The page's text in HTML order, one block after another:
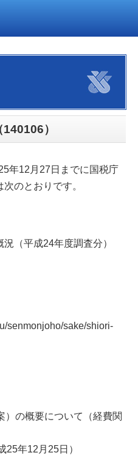
）
年12月27日までに国税庁
のとおりです。
（平成24年度調査分）
senmonjoho/sake/shiori-
の概要について（経費関
年12月25日）